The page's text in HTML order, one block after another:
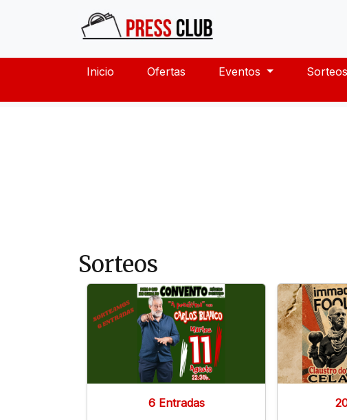
Inicio Ofertas Eventos Sorteos
Sorteos
6 Entradas